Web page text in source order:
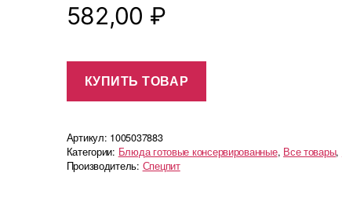
582,00 ₽
КУПИТЬ ТОВАР
Артикул: 1005037883
Категории: Блюда готовые консервированные, Все товары,
Производитель: Спецпит